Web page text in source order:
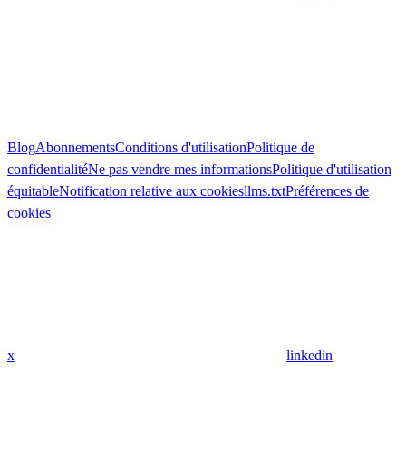
BlogAbonnementsConditions d'utilisationPolitique de
confidentialitéNe pas vendre mes informationsPolitique d'utilisation
équitableNotification relative aux cookiesllms.txtPréférences de
cookies
x linkedin